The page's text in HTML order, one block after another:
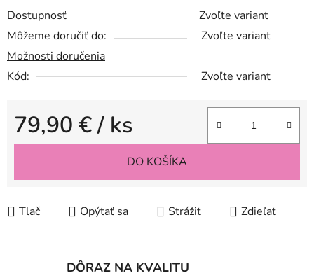
Dostupnosť
Zvoľte variant
Môžeme doručiť do:
Zvoľte variant
Možnosti doručenia
Kód:
Zvoľte variant
79,90 €/ ks
Jednotková cena:
DO KOŠÍKA
Tlač Opýtať sa Strážiť Zdieľať
DÔRAZ NA KVALITU